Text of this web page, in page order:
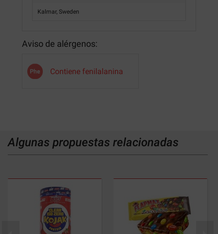
Kalmar, Sweden
Aviso de alérgenos:
Contiene fenilalanina
Algunas propuestas relacionadas